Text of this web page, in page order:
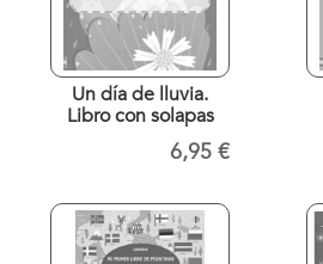
Un día de lluvia.
Libro con solapas
6,95 €